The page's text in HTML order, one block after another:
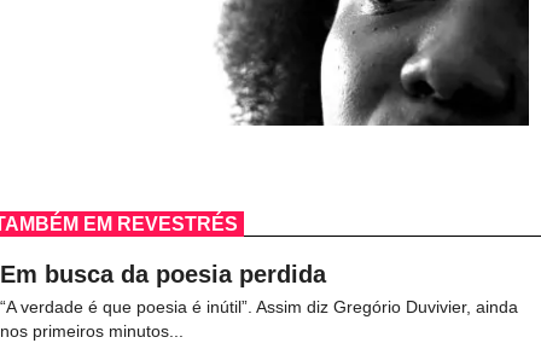
EM REVESTRÉS
Em busca da poesia perdida
“A verdade é que poesia é inútil”. Assim diz Gregório Duvivier, ainda
nos primeiros minutos...